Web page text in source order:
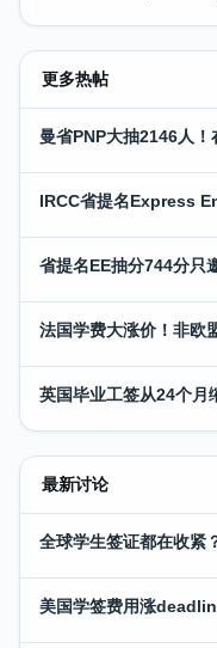
更多热帖
曼省PNP大抽2146人
IRCC省提名Express
省提名EE抽分744分只
法国学费大涨价！非欧
英国毕业工签从24个月
最新讨论
全球学生签证都在收紧
美国学签费用涨